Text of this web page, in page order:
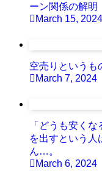
ーン関係の解明
March 15, 2024
空売りというも
March 7, 2024
「どうも安く
を出すという人
ん…。
March 6, 2024